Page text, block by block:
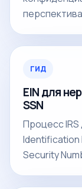
ГИД
EIN для
SSN
Процесс IRS
Identification
Security